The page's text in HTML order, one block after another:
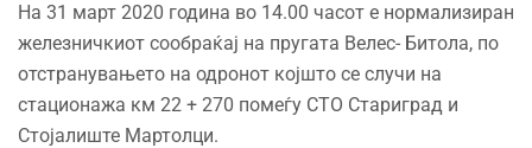
На 31 март 2020 година во 14.00 часот е нормализиран
железничкиот сообраќај на пругата Велес- Битола, по
отстранувањето на одронот којшто се случи на
стационажа км 22 + 270 помеѓу СТО Стариград и
Стојалиште Мартолци.